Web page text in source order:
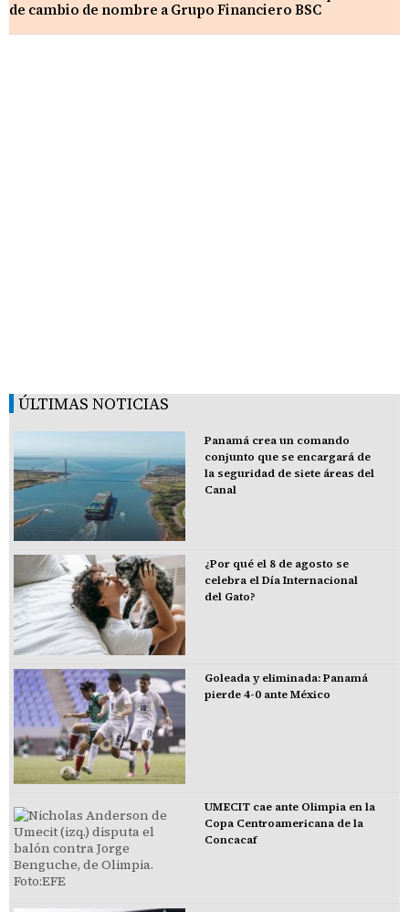
de cambio de nombre a Grupo Financiero BSC
ÚLTIMAS NOTICIAS
Panamá crea un comando
conjunto que se encargará de
la seguridad de siete áreas del
Canal
¿Por qué el 8 de agosto se
celebra el Día Internacional
del Gato?
Goleada y eliminada: Panamá
pierde 4-0 ante México
UMECIT cae ante Olimpia en la
Copa Centroamericana de la
Concacaf